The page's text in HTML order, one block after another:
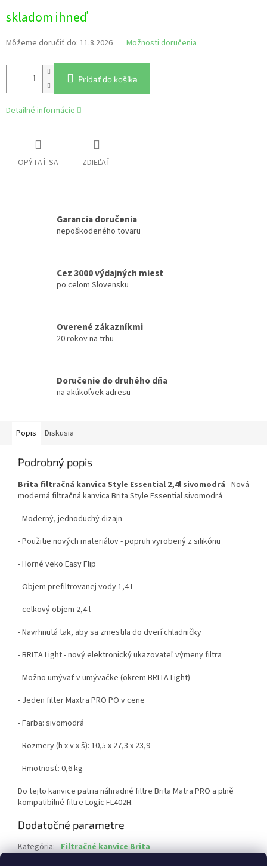
cena:
skladom ihneď
Môžeme doručiť do: 11.8.2026 Možnosti doručenia
Pridať do košíka
Detailné informácie
OPÝTAŤ SA ZDIEĽAŤ
Garancia doručenia
nepoškodeného tovaru
Cez 3000 výdajných miest
po celom Slovensku
Overené zákazníkmi
20 rokov na trhu
Doručenie do druhého dňa
na akúkoľvek adresu
Popis Diskusia
Podrobný popis
Brita filtračná kanvica Style Essential 2,4l sivomodrá - Nová
moderná filtračná kanvica Brita Style Essential sivomodrá
- Moderný, jednoduchý dizajn
- Použitie nových materiálov - popruh vyrobený z silikónu
- Horné veko Easy Flip
- Objem prefiltrovanej vody 1,4 L
- celkový objem 2,4 l
- Navrhnutá tak, aby sa zmestila do dverí chladničky
- BRITA Light - nový elektronický ukazovateľ výmeny filtra
- Možno umývať v umývačke (okrem BRITA Light)
- Jeden filter Maxtra PRO PO v cene
- Farba: sivomodrá
- Rozmery (h x v x š): 10,5 x 27,3 x 23,9
- Hmotnosť: 0,6 kg
Do tejto kanvice patria náhradné filtre Brita Matra PRO a plně
kompatibilné filtre Logic FL402H.
Dodatočné parametre
Kategória: Filtračné kanvice Brita